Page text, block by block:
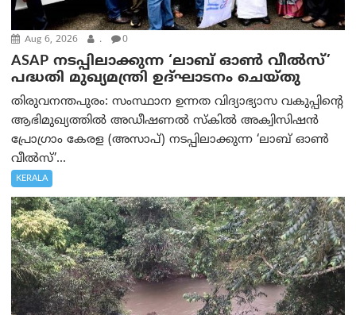
Aug 6, 2026 . 0
ASAP നടപ്പിലാക്കുന്ന ‘ലാബ് ഓൺ വീൽസ്’
പദ്ധതി മുഖ്യമന്ത്രി ഉദ്ഘാടനം ചെയ്തു
തിരുവനന്തപുരം: സംസ്ഥാന ഉന്നത വിദ്യാഭ്യാസ വകുപ്പിന്റെ
ആഭിമുഖ്യത്തിൽ അഡീഷണൽ സ്കിൽ അക്വിസിഷൻ
പ്രോഗ്രാം കേരള (അസാപ്) നടപ്പിലാക്കുന്ന ‘ലാബ് ഓൺ
വീൽസ്’...
KERALA